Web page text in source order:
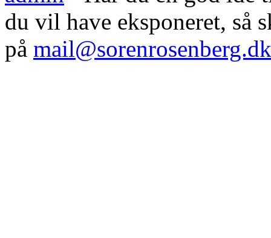
du vil have eksponeret, så
på mail@sorenrosenberg.dk